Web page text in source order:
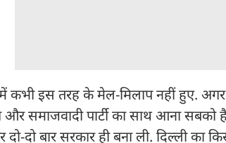
कभी इस तरह के मेल-मिलाप नहीं हुए.
समाजवादी पार्टी का साथ आना सबको
दो बार सरकार ही बना ली. दिल्ली का